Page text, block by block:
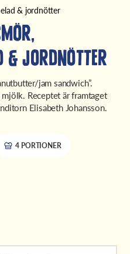
& jordnötter
jam sandwich”.
Receptet är framtaget
Elisabeth Johansson.
4 PORTIONER
& jordnötter